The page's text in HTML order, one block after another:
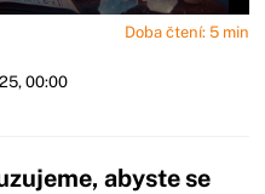
Doba čtení: 5 min
00:00
abyste se